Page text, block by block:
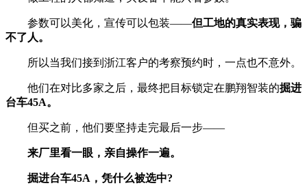
参数可以美化，宣传可以包装——但工地的真实表现，骗
不了人。
所以当我们接到浙江客户的考察预约时，一点也不意外。
他们在对比多家之后，最终把目标锁定在鹏翔智装的掘进
台车45A。
但买之前，他们要坚持走完最后一步——
来厂里看一眼，亲自操作一遍。
掘进台车45A，凭什么被选中?